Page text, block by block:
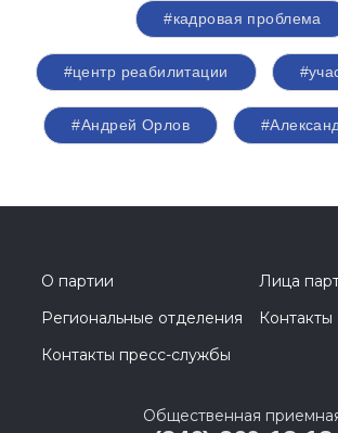
#кадровая проблема
#центр реабилитации
#Андрей Орлов
О партии
Лица
Региональные отделения
Контакты пресс-службы
Общественная